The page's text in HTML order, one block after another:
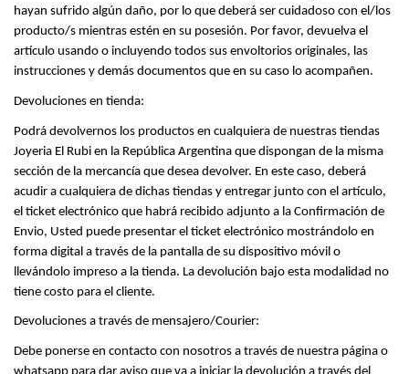
hayan sufrido algún daño, por lo que deberá ser cuidadoso con el/los
producto/s mientras estén en su posesión. Por favor, devuelva el
artículo usando o incluyendo todos sus envoltorios originales, las
instrucciones y demás documentos que en su caso lo acompañen.
Devoluciones en tienda:
Podrá devolvernos los productos en cualquiera de nuestras tiendas
Joyeria El Rubi en la República Argentina que dispongan de la misma
sección de la mercancía que desea devolver. En este caso, deberá
acudir a cualquiera de dichas tiendas y entregar junto con el artículo,
el ticket electrónico que habrá recibido adjunto a la Confirmación de
Envio, Usted puede presentar el ticket electrónico mostrándolo en
forma digital a través de la pantalla de su dispositivo móvil o
llevándolo impreso a la tienda. La devolución bajo esta modalidad no
tiene costo para el cliente.
Devoluciones a través de mensajero/Courier:
Debe ponerse en contacto con nosotros a través de nuestra página o